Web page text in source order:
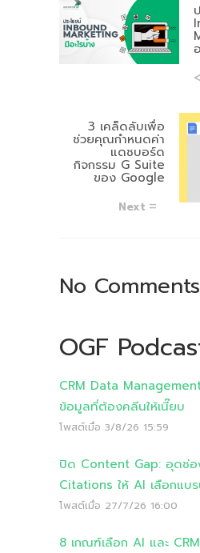
3 เคล็ดลับเพื่อ
ช่วยคุณกำหนดค่า
แดชบอร์ด
กิจกรรม G Suite
ของ Google
Next
No Comments
OGF
CRM Data
ข้อมูลที่ต้องคลีนให้เนี๊ยบ
โพสต์เมื่อ 3/8/26 15:59
ปิด Content Gap: อุดช่อ
Citations ให้ AI เลือกแ
โพสต์เมื่อ 27/7/26 16:00
8 เกณฑ์เลือก AI และ